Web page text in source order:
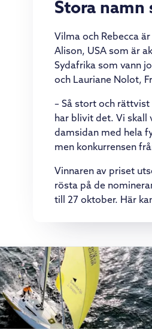
Stora namn
Vilma och Rebecca
Alison, USA som är
Sydafrika som vann
och Lauriane Nolot,
– Så stort och
har blivit det. Vi skall
damsidan med hela
men konkurrensen
Vinnaren av priset
rösta på de
till 27 oktober. Här